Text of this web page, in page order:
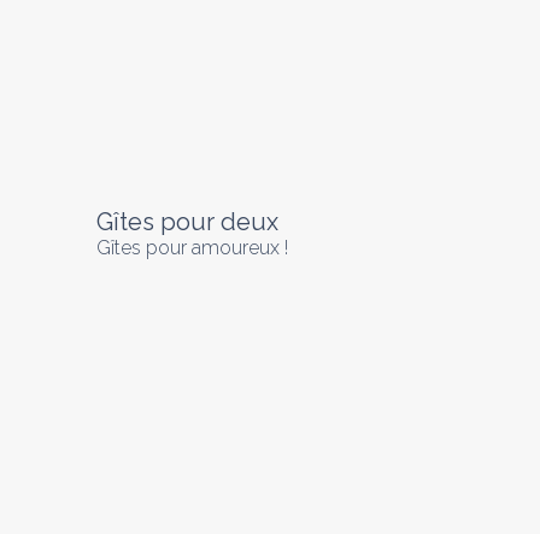
Gîtes pour deux
Gîtes pour amoureux !